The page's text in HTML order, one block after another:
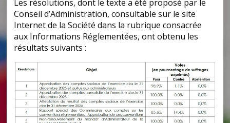
Les résolutions, dont le texte a été proposé par le
Conseil d’Administration, consultable sur le site
Internet de la Société dans la rubrique consacrée
aux Informations Réglementées, ont obtenu les
résultats suivants :